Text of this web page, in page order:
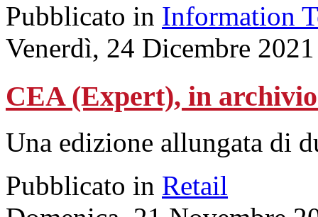
Pubblicato in Information
Venerdì, 24 Dicembre
CEA (Expert), in
Una edizione allungata di
Pubblicato in Retail